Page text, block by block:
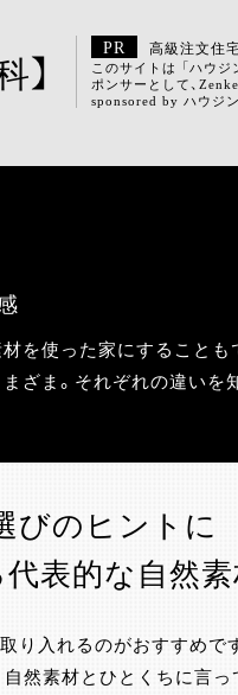
】 高級注文住
このサイトは 「ハウ
ポンサーとして、
sponsored by ハウジ
を使った家にすること
ざま。それぞれの違いを
びのヒントに
表的な自然
入れるのがおすすめで
然素材とひとくちに言っ